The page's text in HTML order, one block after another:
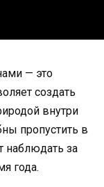
— это
создать
внутри
пропустить в
наблюдать за
года.